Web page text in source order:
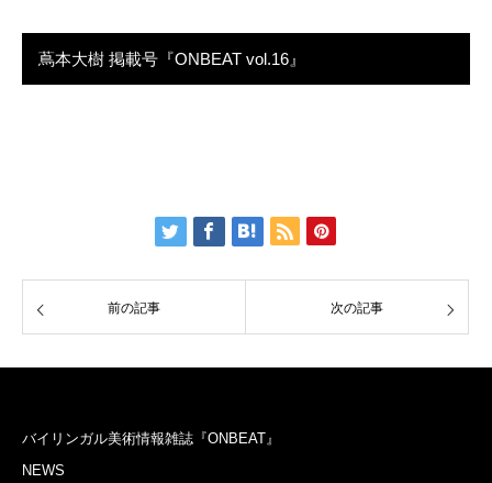
蔦本大樹 掲載号『ONBEAT vol.16』
前の記事 次の記事
バイリンガル美術情報雑誌『ONBEAT』
NEWS